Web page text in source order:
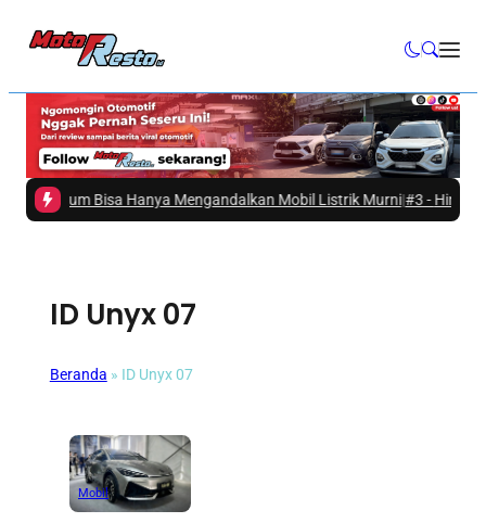
Belum Bisa Hanya Mengandalkan Mobil Listrik Murni|#3 -Hino Ajak
ID Unyx 07
Beranda » ID Unyx 07
Mobil